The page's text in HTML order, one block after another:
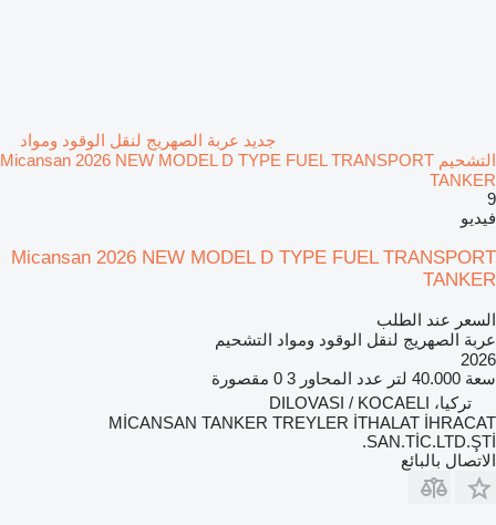
جديد عربة الصهريج لنقل الوقود ومواد
التشحيم Micansan 2026 NEW MODEL D TYPE FUEL TRANSPORT
TANKER
9
فيديو
Micansan 2026 NEW MODEL D TYPE FUEL TRANSPORT
TANKER
السعر عند الطلب
عربة الصهريج لنقل الوقود ومواد التشحيم
2026
سعة 40.000 لتر عدد المحاور 3 0 مقصورة
تركيا، DILOVASI / KOCAELI
MİCANSAN TANKER TREYLER İTHALAT İHRACAT
SAN.TİC.LTD.ŞTİ.
الاتصال بالبائع